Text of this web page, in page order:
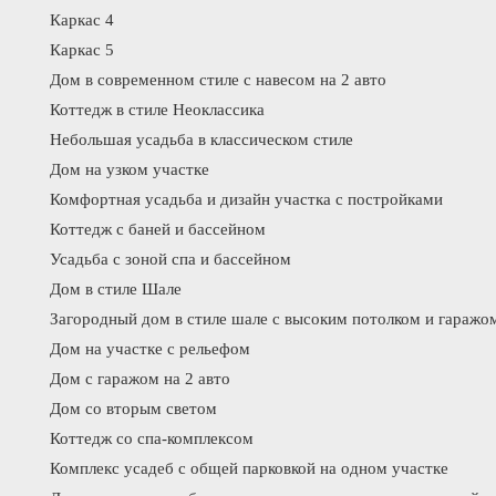
Каркас 4
Каркас 5
Дом в современном стиле с навесом на 2 авто
Коттедж в стиле Неоклассика
Небольшая усадьба в классическом стиле
Дом на узком участке
Комфортная усадьба и дизайн участка с постройками
Коттедж с баней и бассейном
Усадьба с зоной спа и бассейном
Дом в стиле Шале
Загородный дом в стиле шале с высоким потолком и
Дом на участке с рельефом
Дом с гаражом на 2 авто
Дом со вторым светом
Коттедж со спа-комплексом
Комплекс усадеб с общей парковкой на одном участке